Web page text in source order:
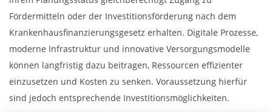
Fördermitteln oder der Investitionsförderung nach dem
Krankenhausfinanzierungsgesetz erhalten. Digitale Prozesse,
moderne Infrastruktur und innovative Versorgungsmodelle
können langfristig dazu beitragen, Ressourcen effizienter
einzusetzen und Kosten zu senken. Voraussetzung hierfür
sind jedoch entsprechende Investitionsmöglichkeiten.